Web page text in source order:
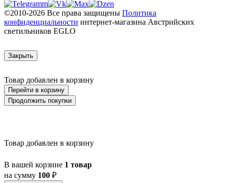
©2010-2026 Все права защищены Политика
конфиденциальности интернет-магазина Австрийских
светильников EGLO
Закрыть
Товар добавлен в корзину
Перейти в корзину
Продолжить покупки
Товар добавлен в корзину
В вашей корзине 1 товар
на сумму 100 ₽